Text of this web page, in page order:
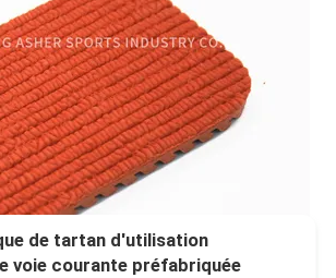
de tartan d'utilisation
voie courante préfabriquée